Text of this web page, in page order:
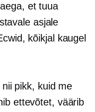
et tuua
asjale
kõikjal kaugel
pikk, kuid me
ettevõtet, väärib